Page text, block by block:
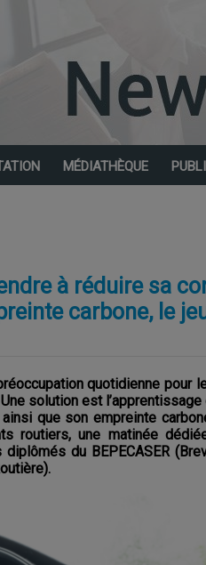
MÉDIATHÈQUE
à réduire sa
carbone, le
quotidienne
solution est
que son empreinte
routiers, une matinée
du BEPECASER